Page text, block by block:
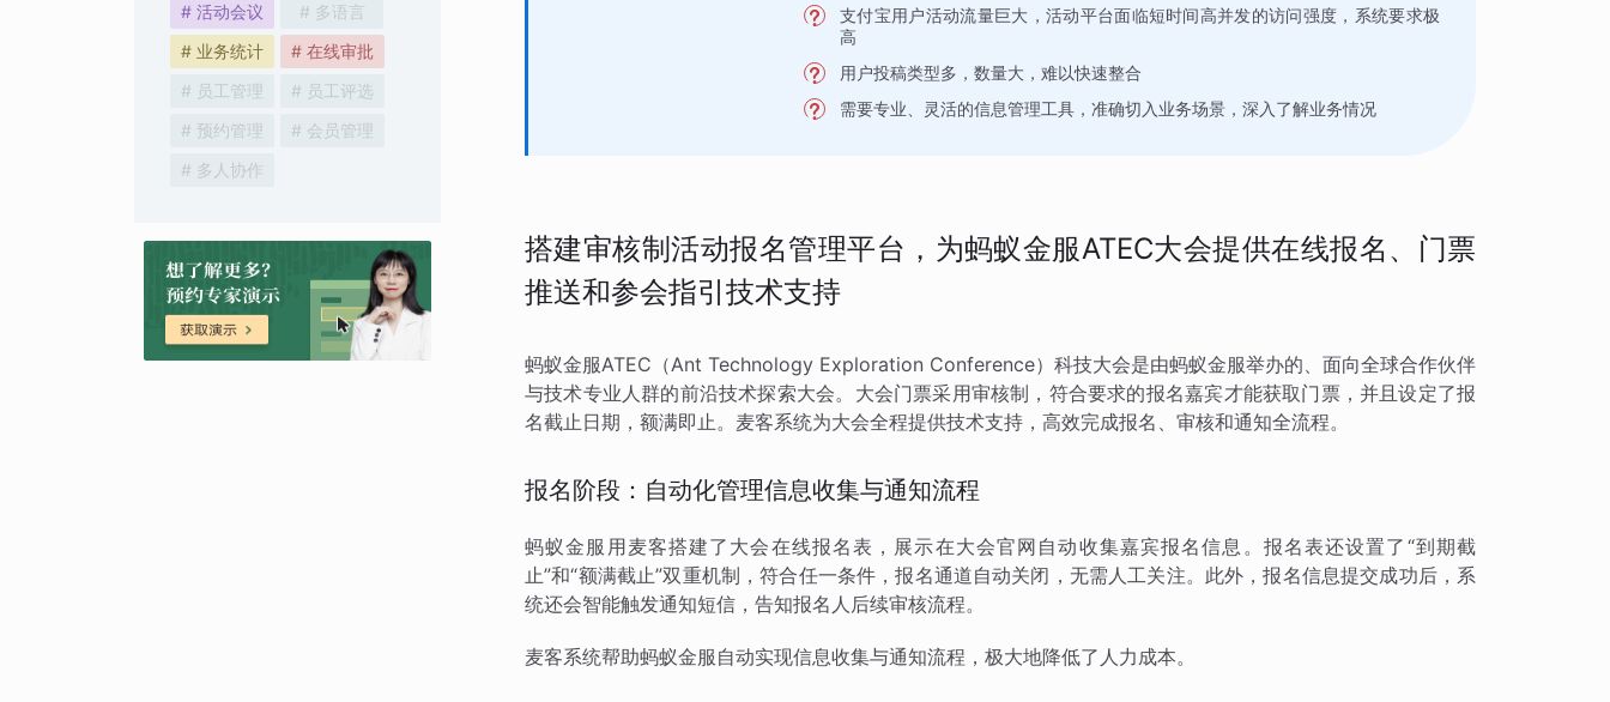
# 活动会议
# 多语言
# 业务统计
# 在线审批
# 员工管理
# 员工评选
# 预约管理
# 会员管理
# 多人协作
支付宝用户活动流量巨大，活动平台面临短时间高并发的访问强度，系统要求极
高
用户投稿类型多，数量大，难以快速整合
需要专业、灵活的信息管理工具，准确切入业务场景，深入了解业务情况
搭建审核制活动报名管理平台，为蚂蚁金服ATEC大会提供在线报名、门票
推送和参会指引技术支持
蚂蚁金服ATEC（Ant Technology Exploration Conference）科技大会是由蚂蚁金服举办的、面向全球合作伙伴
与技术专业人群的前沿技术探索大会。大会门票采用审核制，符合要求的报名嘉宾才能获取门票，并且设定了报
名截止日期，额满即止。麦客系统为大会全程提供技术支持，高效完成报名、审核和通知全流程。
报名阶段：自动化管理信息收集与通知流程
蚂蚁金服用麦客搭建了大会在线报名表，展示在大会官网自动收集嘉宾报名信息。报名表还设置了“到期截
止”和“额满截止”双重机制，符合任一条件，报名通道自动关闭，无需人工关注。此外，报名信息提交成功后，系
统还会智能触发通知短信，告知报名人后续审核流程。
麦客系统帮助蚂蚁金服自动实现信息收集与通知流程，极大地降低了人力成本。